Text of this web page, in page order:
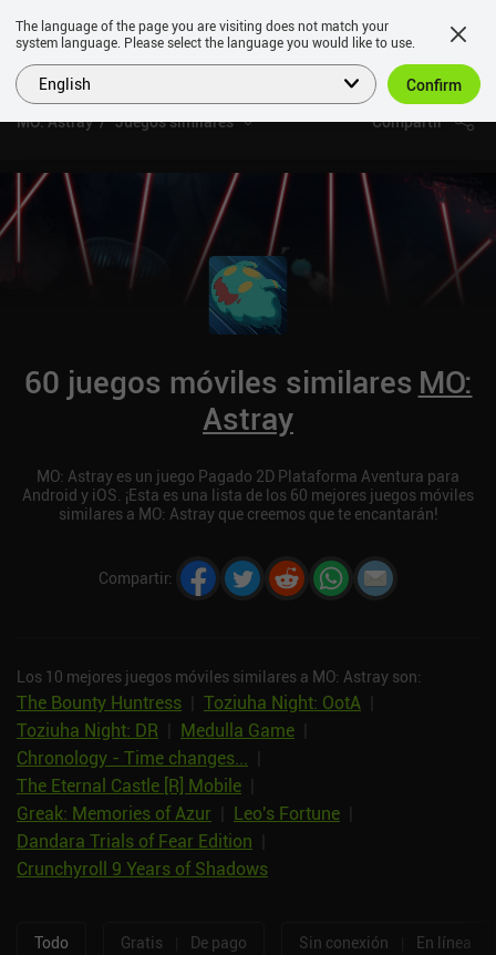
MO: Astray Juegos similares Compartir
60 juegos móviles similares MO:
Astray
MO: Astray es un juego Pagado 2D Plataforma Aventura para
Android y iOS. ¡Esta es una lista de los 60 mejores juegos móviles
similares a MO: Astray que creemos que te encantarán!
Compartir:
Los 10 mejores juegos móviles similares a MO: Astray son:
The Bounty Huntress Toziuha Night: OotA
Toziuha Night: DR
Medulla Game
Chronology - Time changes...
The Eternal Castle [R] Mobile
Greak: Memories of Azur
Leo's Fortune
Dandara Trials of Fear Edition
Crunchyroll 9 Years of Shadows
Todo Gratis De pago Sin conexión En línea
The language of the page you are visiting does not match your
system language. Please select the language you would like to use.
English Confirm